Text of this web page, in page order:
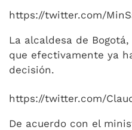
https://twitter.com/
La alcaldesa de
que efectivamente ya
decisión.
https://twitter.com/
De acuerdo con el